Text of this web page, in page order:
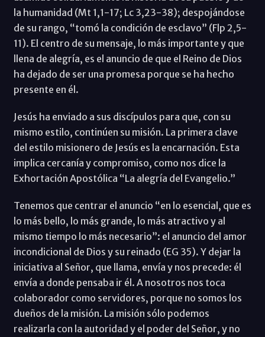
la humanidad (Mt 1,1-17; Lc 3,23-38); despojándose
de su rango, “tomó la condición de esclavo” (Flp 2,5-
11). El centro de su mensaje, lo más importante y que
llena de alegría, es el anuncio de que el Reino de Dios
ha dejado de ser una promesa porque se ha hecho
presente en él.
Jesús ha enviado a sus discípulos para que, con su
mismo estilo, continúen su misión. La primera clave
del estilo misionero de Jesús es la encarnación. Esta
implica cercanía y compromiso, como nos dice la
Exhortación Apostólica “La alegría del Evangelio.”
Tenemos que centrar el anuncio “en lo esencial, que es
lo más bello, lo más grande, lo más atractivo y al
mismo tiempo lo más necesario”: el anuncio del amor
incondicional de Dios y su reinado (EG 35). Y dejar la
iniciativa al Señor, que llama, envía y nos precede: él
envía a donde pensaba ir él. A nosotros nos toca
colaborador como servidores, porque no somos los
dueños de la misión. La misión sólo podemos
realizarla con la autoridad y el poder del Señor, y no